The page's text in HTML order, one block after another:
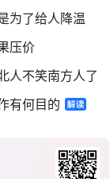
为了给人降温
压价
人不笑南方人了
有何目的